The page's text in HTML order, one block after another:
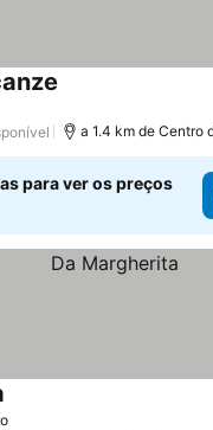
a 1.4 km de Centro
para ver os preços